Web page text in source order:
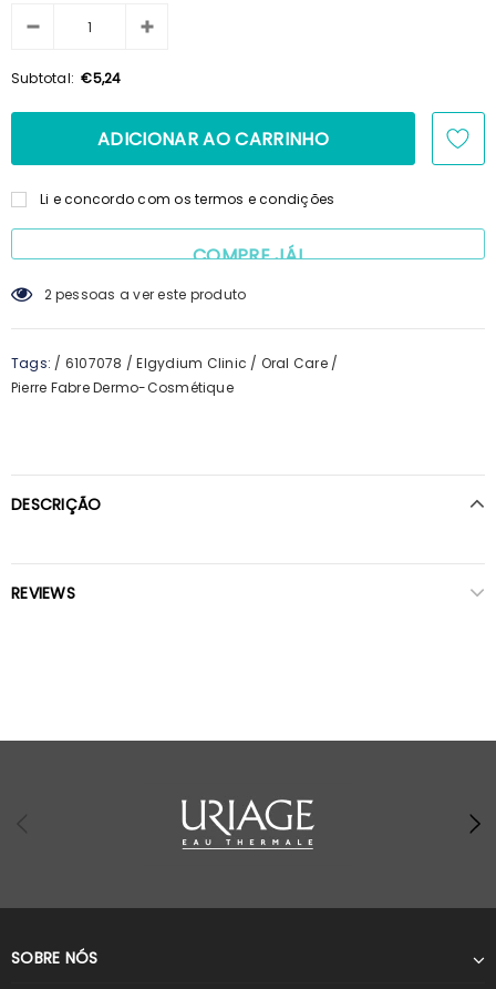
ARKOPHARMA
100ml + Shampoo 125ml + Pente
€15,69
Subtotal: €5,24
Li e concordo com os termos e condições
COMPRE JÁ!
2pessoas a ver este produto
Tags: / 6107078 / Elgydium Clinic / Oral Care /
Pierre Fabre Dermo-Cosmétique
DESCRIÇÃO
REVIEWS
SOBRE NÓS